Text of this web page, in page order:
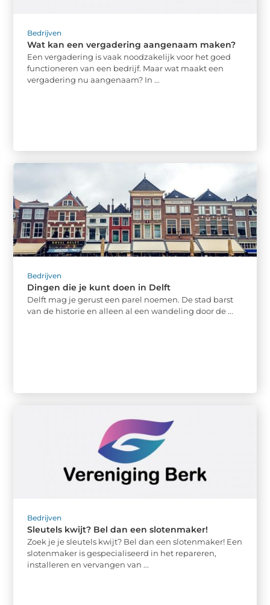
Bedrijven
Wat kan een vergadering aangenaam maken?
Een vergadering is vaak noodzakelijk voor het goed
functioneren van een bedrijf. Maar wat maakt een
vergadering nu aangenaam? In ...
Bedrijven
Dingen die je kunt doen in Delft
Delft mag je gerust een parel noemen. De stad barst
van de historie en alleen al een wandeling door de ...
Bedrijven
Sleutels kwijt? Bel dan een slotenmaker!
Zoek je je sleutels kwijt? Bel dan een slotenmaker! Een
slotenmaker is gespecialiseerd in het repareren,
installeren en vervangen van ...